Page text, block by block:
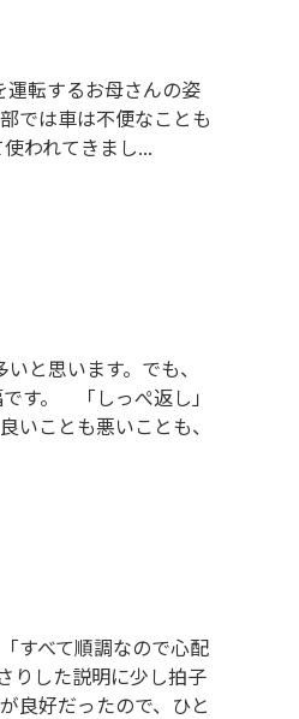
転するお母さんの姿
では車は不便なことも
われてきまし...
と思います。でも、
す。 「しっぺ返し」
いことも悪いことも、
すべて順調なので心配
りした説明に少し拍子
良好だったので、ひと